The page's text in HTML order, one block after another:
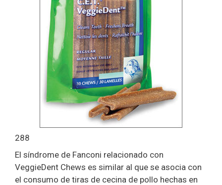
288
El síndrome de Fanconi relacionado con
VeggieDent Chews es similar al que se asocia con
el consumo de tiras de cecina de pollo hechas en